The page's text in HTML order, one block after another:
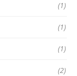
(1)
(1)
(1)
(2)